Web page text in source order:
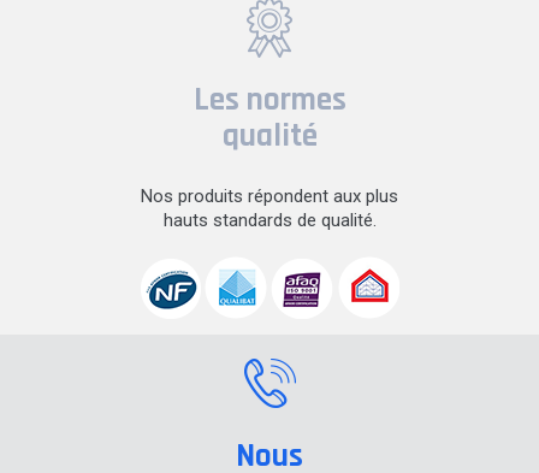
Les normes
qualité
Nos produits répondent aux plus
hauts standards de qualité.
Nous